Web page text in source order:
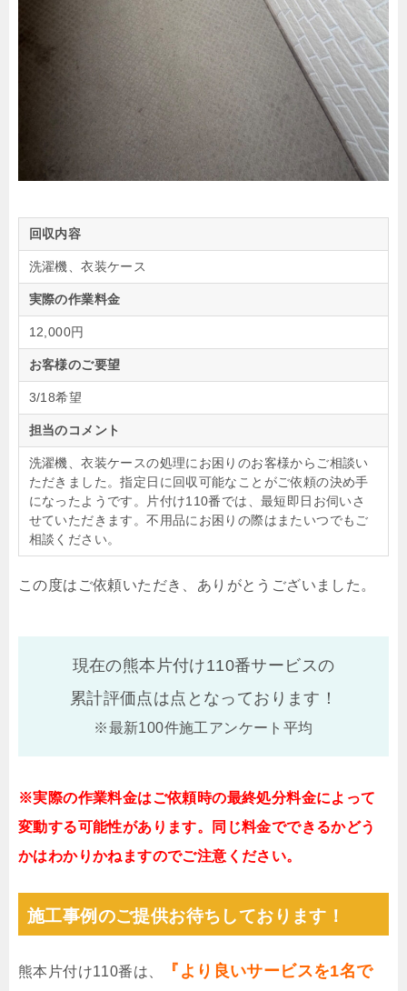
回収内容
洗濯機、衣装ケース
実際の作業料金
12,000円
お客様のご要望
3/18希望
担当のコメント
洗濯機、衣装ケースの処理にお困りのお客様からご相談い
ただきました。指定日に回収可能なことがご依頼の決め手
になったようです。片付け110番では、最短即日お伺いさ
せていただきます。不用品にお困りの際はまたいつでもご
相談ください。
この度はご依頼いただき、ありがとうございました。
現在の熊本片付け110番サービスの
累計評価点は点となっております！
※最新100件施工アンケート平均
※実際の作業料金はご依頼時の最終処分料金によって
変動する可能性があります。同じ料金でできるかどう
かはわかりかねますのでご注意ください。
施工事例のご提供お待ちしております！
熊本片付け110番は、
『より良いサービスを1名で